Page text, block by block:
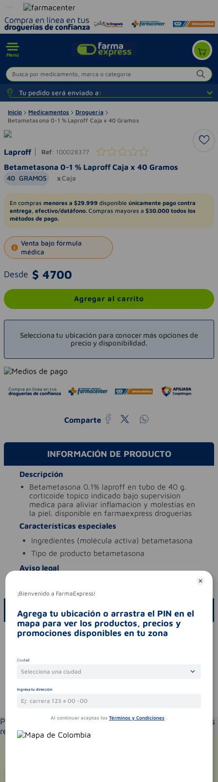
Menú
Busca por medicamento, marca o categoría
Tu pedido será enviado a:
Inicio Medicamentos
Droguería
Betametasona 0-1 % Laproff Caja x 40 Gramos
Laproff Ref: 100028377
Betametasona 0-1 % Laproff Caja x 40 Gramos
40 GRAMOS Caja
En compras menores a $29.999 disponible únicamente pago contra
entrega, efectivo/datáfono. Compras mayores a $30.000 todos los
métodos de pago.
Venta bajo fórmula
médica
Desde $ 4700
Agregar al carrito
Selecciona tu ubicación para conocer más opciones de
precio y disponibilidad.
Comparte
INFORMACIÓN DE PRODUCTO
Descripción
betametasona 0.1% laproff en tubo de 40 g.
corticoide topico indicado bajo supervision
medica para aliviar inflamacion y molestias en
la piel. disponible en farmaexpress droguerias
Características especiales
ingredientes (molécula activa) betametasona
tipo de producto betametasona
Aviso legal
ESCRIBE UN COMENTARIO
Por favor, inicie sesión para escribir un comentario
Te puede interesar
Por favor selecciona tu ubicación y verás los productos
recomendados según la cobertura de entrega
¡Bienvenido a FarmaExpress!
Agrega tu ubicación o arrastra el PIN en el
mapa para ver los productos, precios y
promociones disponibles en tu zona
Ciudad
Selecciona una ciudad
Ingresa tu dirección
Al continuar aceptas los Términos y Condiciones .